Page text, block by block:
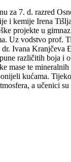
za 7. d. razred
i kemije Irena
projekte u
Uz vodstvo prof.
Ivana Kranjčeva
različitih boja i
mase te
kućama.
a učenici